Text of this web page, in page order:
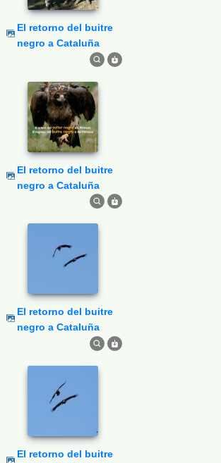
El retorno del buitre
negro a Cataluña
El retorno del buitre
negro a Cataluña
El retorno del buitre
negro a Cataluña
El retorno del buitre